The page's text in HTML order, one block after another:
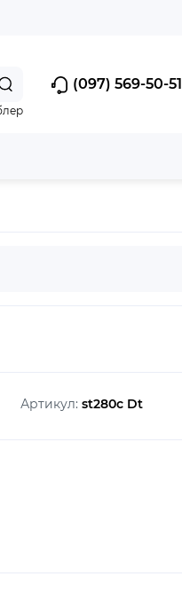
(097) 569-50-51
Артикул: st280c Dt